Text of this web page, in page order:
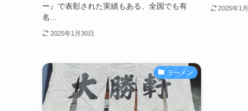
ー』で表彰された実績もある、全国でも有
名...
2025年1月30日
2025年1
ラーメン